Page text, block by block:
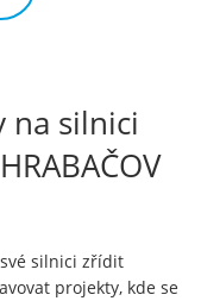
na silnici
své silnici zřídit
projekty, kde se